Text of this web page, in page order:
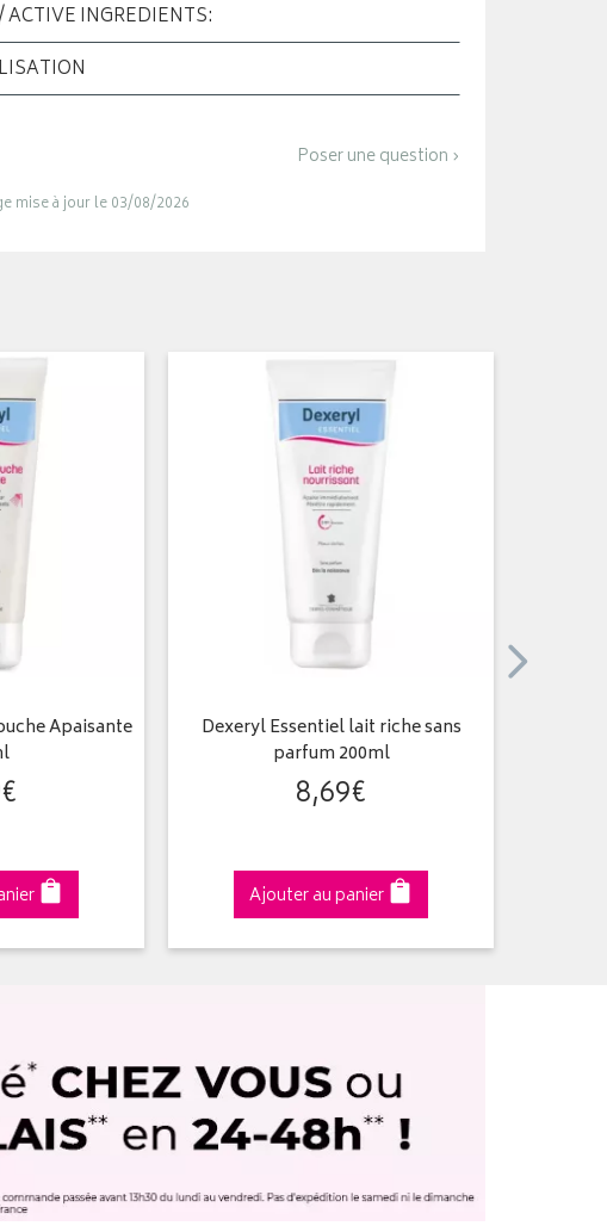
INGREDIENTS:
Poser une question ›
mise à jour le 03/08/2026
Apaisante
€
Dexeryl Essentiel lait riche sans
parfum 200ml
8,69€
Ajouter au panier